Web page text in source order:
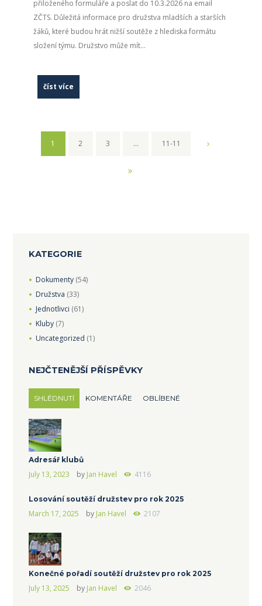
přiloženého formuláře a poslat do 10.3.2026 na email
ZČTS. Důležitá informace pro družstva mladších a starších
žáků, které budou hrát nižší soutěže z hlediska formátu
složení týmu. Družstvo může mít...
číst více
1 2 3 … 11-11
KATEGORIE
Dokumenty(54)
Družstva (33)
Jednotlivci (61)
Kluby(7)
Uncategorized (1)
NEJČTENĚJŠÍ PŘÍSPĚVKY
SHLÉDNUTÍ KOMENTÁŘE OBLÍBENÉ
Adresář klubů
July 13, 2023 by Jan Havel 4116
Losování soutěží družstev pro rok 2025
March 17, 2025 by Jan Havel 2107
Konečné pořadí soutěží družstev pro rok 2025
July 13, 2025 by Jan Havel 2046